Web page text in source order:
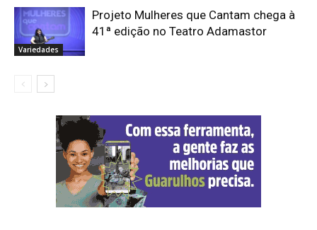
Variedades
Projeto Mulheres que Cantam chega à
41ª edição no Teatro Adamastor